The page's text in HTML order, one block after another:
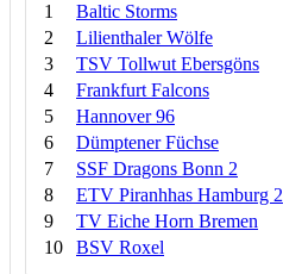
1
Baltic Storms
2
Lilienthaler Wölfe
3
TSV Tollwut Ebersgöns
4
Frankfurt Falcons
5
Hannover 96
6
Dümptener Füchse
7
SSF Dragons Bonn 2
8
ETV Piranhhas Hamburg 2
9
TV Eiche Horn Bremen
10
BSV Roxel